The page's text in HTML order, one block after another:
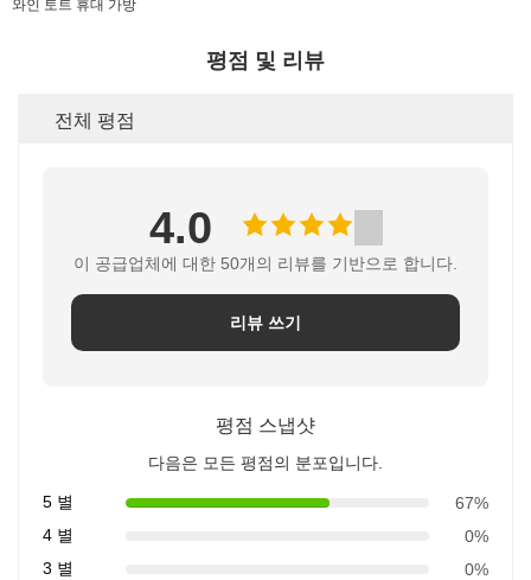
평점 및 리뷰
전체 평점
4.0
이 공급업체에 대한 50개의 리뷰를 기반으로 합니다.
리뷰 쓰기
평점 스냅샷
다음은 모든 평점의 분포입니다.
5 별
67%
4 별
0%
3 별
0%